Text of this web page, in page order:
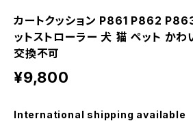
カートクッション P861 P862
ットストローラー 犬 猫 ペット か
交換不可
¥9,800
International shipping available